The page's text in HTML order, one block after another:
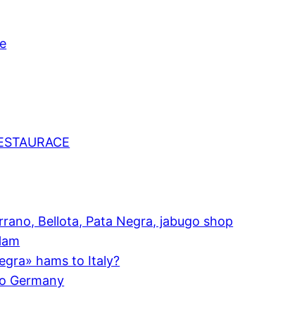
Bellota, Pata Negra, jabugo shop
hams to Italy?
Germany